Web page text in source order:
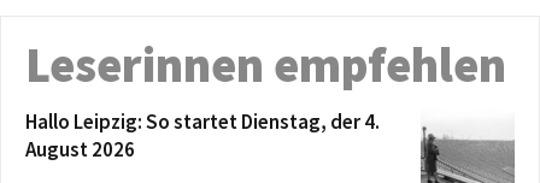
Leserinnen empfehlen
Hallo Leipzig: So startet Dienstag, der 4.
August 2026